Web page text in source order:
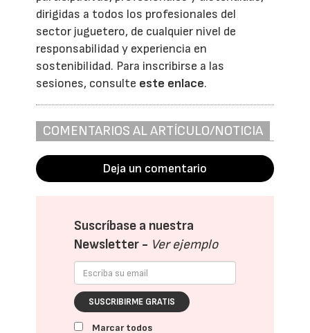
dirigidas a todos los profesionales del
sector juguetero, de cualquier nivel de
responsabilidad y experiencia en
sostenibilidad. Para inscribirse a las
sesiones, consulte este enlace.
COMENTARIOS AL ARTÍCULO/NOTICIA
Deja un comentario
Suscríbase a nuestra
Newsletter - Ver ejemplo
SUSCRIBIRME GRATIS
Marcar todos